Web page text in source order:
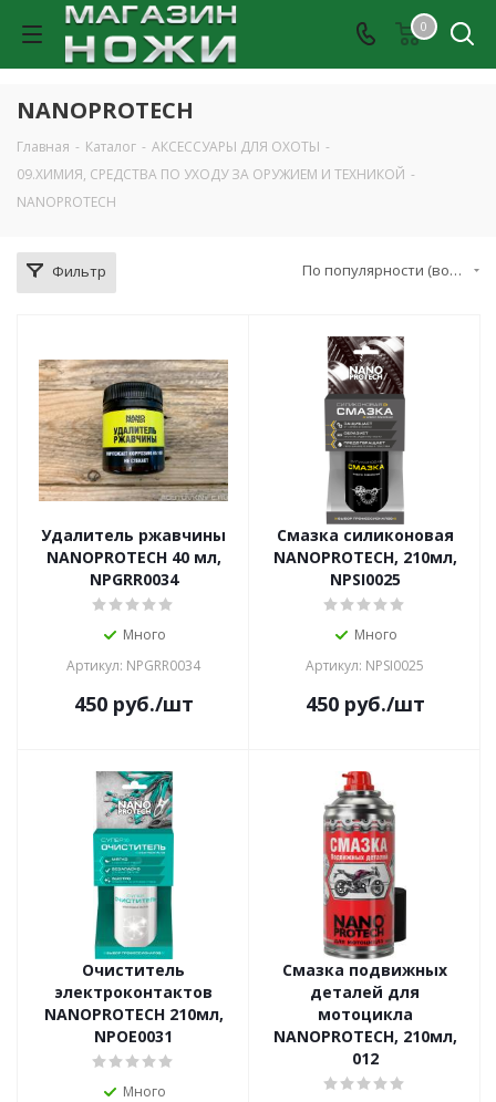
0
NANOPROTECH
Главная - Каталог - АКСЕССУАРЫ ДЛЯ ОХОТЫ -
09.ХИМИЯ, СРЕДСТВА ПО УХОДУ ЗА ОРУЖИЕМ И ТЕХНИКОЙ -
NANOPROTECH
Фильтр По популярности (возрастание)
Удалитель ржавчины
NANOPROTECH 40 мл,
NPGRR0034
Много
Артикул: NPGRR0034
450руб./шт
Смазка силиконовая
NANOPROTECH, 210мл,
NPSI0025
Много
Артикул: NPSI0025
450руб./шт
Очиститель
электроконтактов
NANOPROTECH 210мл,
NPOE0031
Много
Смазка подвижных
деталей для
мотоцикла
NANOPROTECH, 210мл,
012